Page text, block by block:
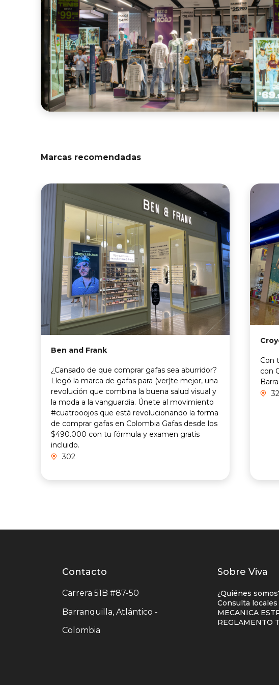
Marcas recomendadas
Ben and Frank
¿Cansado de que comprar gafas sea aburridor?
Llegó la marca de gafas para (ver)te mejor, una
revolución que combina la buena salud visual y
la moda a la vanguardia. Únete al movimiento
#cuatrooojos que está revolucionando la forma
de comprar gafas en Colombia Gafas desde los
$490.000 con tu fórmula y examen gratis
incluido.
302
Con
con
Contacto
centro
Contacto
Carrera 51B #87-50
Barranquilla, Atlántico -
Colombia
Listados
enlaces
centro
Sobre Viva
¿Quiénes
Consulta
MECANICA
REGLAMENTO